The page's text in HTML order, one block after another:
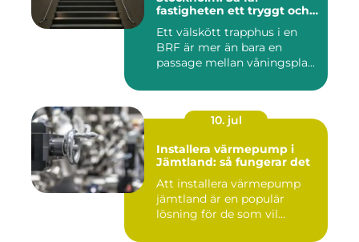
fastigheten ett tryggt och
Ett välskött trapphus i en
BRF är mer än bara en
passage mellan våningspla...
10. jul
Installera värmepump i
Jämtland: så fungerar det
Att installera värmepump
jämtland är en populär
lösning för de som vil...